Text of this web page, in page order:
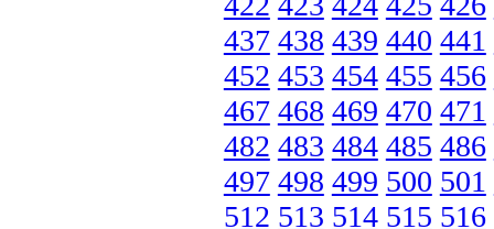
437 438 439 440 441
452 453 454 455 456
467 468 469 470 471
482 483 484 485 486
497 498 499 500 501
512 513 514 515 516